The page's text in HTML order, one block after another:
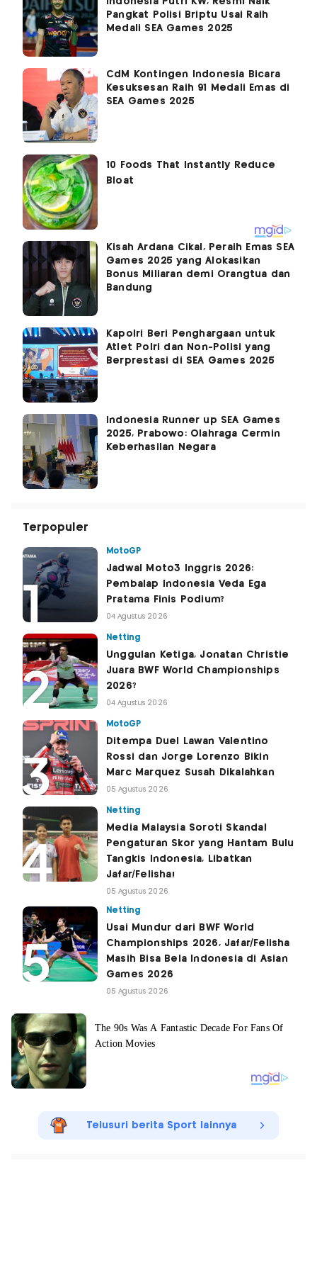
Pangkat Polisi Briptu Usai Raih
Medali SEA Games 2025
CdM Kontingen Indonesia Bicara
Kesuksesan Raih 91 Medali Emas di
SEA Games 2025
Kisah Ardana Cikal, Peraih Emas SEA
Games 2025 yang Alokasikan
Bonus Miliaran demi Orangtua dan
Bandung
Kapolri Beri Penghargaan untuk
Atlet Polri dan Non-Polisi yang
Berprestasi di SEA Games 2025
Indonesia Runner up SEA Games
2025, Prabowo: Olahraga Cermin
Keberhasilan Negara
Terpopuler
MotoGP
Jadwal Moto3 Inggris 2026:
Pembalap Indonesia Veda Ega
Pratama Finis Podium?
04 Agustus 2026
Netting
Unggulan Ketiga, Jonatan Christie
Juara BWF World Championships
2026?
04 Agustus 2026
MotoGP
Ditempa Duel Lawan Valentino
Rossi dan Jorge Lorenzo Bikin
Marc Marquez Susah Dikalahkan
05 Agustus 2026
Netting
Media Malaysia Soroti Skandal
Pengaturan Skor yang Hantam Bulu
Tangkis Indonesia, Libatkan
Jafar/Felisha!
05 Agustus 2026
Netting
Usai Mundur dari BWF World
Championships 2026, Jafar/Felisha
Masih Bisa Bela Indonesia di Asian
Games 2026
05 Agustus 2026
Telusuri berita Sport lainnya